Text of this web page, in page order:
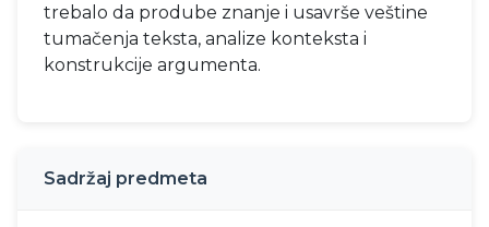
trebalo da prodube znanje i usavrše veštine
tumačenja teksta, analize konteksta i
konstrukcije argumenta.
Sadržaj predmeta